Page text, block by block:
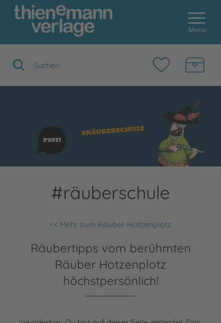
Menu
#räuberschule
<< Mehr zum Räuber Hotzenplotz
Räubertipps vom berühmten
Räuber Hotzenplotz
höchstpersönlich!